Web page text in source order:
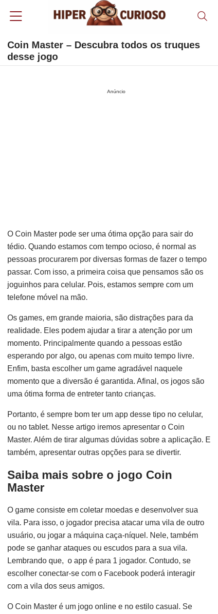
Coin Master – Descubra todos os truques
desse jogo
Anúncio
O Coin Master pode ser uma ótima opção para sair do
tédio. Quando estamos com tempo ocioso, é normal as
pessoas procurarem por diversas formas de fazer o tempo
passar. Com isso, a primeira coisa que pensamos são os
joguinhos para celular. Pois, estamos sempre com um
telefone móvel na mão.
Os games, em grande maioria, são distrações para da
realidade. Eles podem ajudar a tirar a atenção por um
momento. Principalmente quando a pessoas estão
esperando por algo, ou apenas com muito tempo livre.
Enfim, basta escolher um game agradável naquele
momento que a diversão é garantida. Afinal, os jogos são
uma ótima forma de entreter tanto crianças.
Portanto, é sempre bom ter um app desse tipo no celular,
ou no tablet. Nesse artigo iremos apresentar o Coin
Master. Além de tirar algumas dúvidas sobre a aplicação. E
também, apresentar outras opções para se divertir.
Saiba mais sobre o jogo Coin
Master
O game consiste em coletar moedas e desenvolver sua
vila. Para isso, o jogador precisa atacar uma vila de outro
usuário, ou jogar a máquina caça-níquel. Nele, também
pode se ganhar ataques ou escudos para a sua vila.
Lembrando que, o app é para 1 jogador. Contudo, se
escolher conectar-se com o Facebook poderá interagir
com a vila dos seus amigos.
O Coin Master é um jogo online e no estilo casual. Se